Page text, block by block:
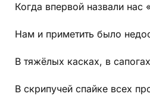
Когда впервой назвали нас
Нам и приметить было
В тяжёлых касках, в
В скрипучей спайке всех